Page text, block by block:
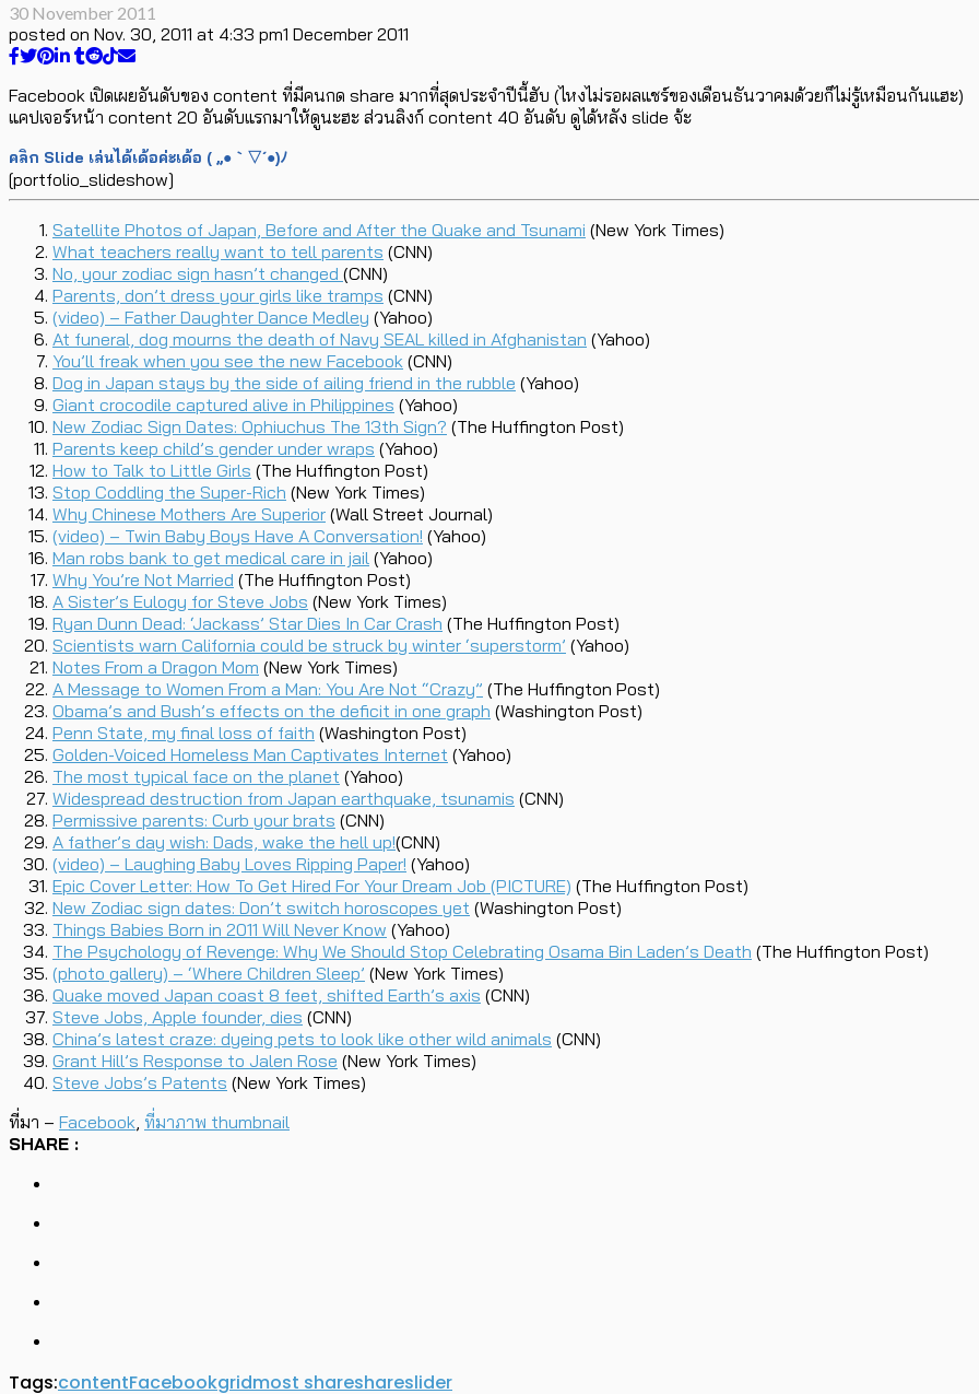
30 November 2011
posted on Nov. 30, 2011 at 4:33 pm1 December 2011
Facebook เปิดเผยอันดับของ content ที่มีคนกด share มากที่สุดประจำปีนี้ฮับ (ไหงไม่รอผลแชร์ของเดือนธันวาคมด้วยก็ไม่รู้เหมือนกันแฮะ)
แคปเจอร์หน้า content 20 อันดับแรกมาให้ดูนะฮะ ส่วนลิงก์ content 40 อันดับ ดูได้หลัง slide จ้ะ
คลิก Slide เล่นได้เด้อค่ะเด้อ ( ,,●｀▽´●)ﾉ
[portfolio_slideshow]
Satellite Photos of Japan, Before and After the Quake and Tsunami (New York Times)
What teachers really want to tell parents (CNN)
No, your zodiac sign hasn’t changed (CNN)
Parents, don’t dress your girls like tramps (CNN)
(video) – Father Daughter Dance Medley (Yahoo)
At funeral, dog mourns the death of Navy SEAL killed in Afghanistan (Yahoo)
You’ll freak when you see the new Facebook (CNN)
Dog in Japan stays by the side of ailing friend in the rubble (Yahoo)
Giant crocodile captured alive in Philippines (Yahoo)
New Zodiac Sign Dates: Ophiuchus The 13th Sign? (The Huffington Post)
Parents keep child’s gender under wraps (Yahoo)
How to Talk to Little Girls (The Huffington Post)
Stop Coddling the Super-Rich (New York Times)
Why Chinese Mothers Are Superior (Wall Street Journal)
(video) – Twin Baby Boys Have A Conversation! (Yahoo)
Man robs bank to get medical care in jail (Yahoo)
Why You’re Not Married (The Huffington Post)
A Sister’s Eulogy for Steve Jobs (New York Times)
Ryan Dunn Dead: ‘Jackass’ Star Dies In Car Crash (The Huffington Post)
Scientists warn California could be struck by winter ‘superstorm’ (Yahoo)
Notes From a Dragon Mom (New York Times)
A Message to Women From a Man: You Are Not “Crazy” (The Huffington Post)
Obama’s and Bush’s effects on the deficit in one graph (Washington Post)
Penn State, my final loss of faith (Washington Post)
Golden-Voiced Homeless Man Captivates Internet (Yahoo)
The most typical face on the planet (Yahoo)
Widespread destruction from Japan earthquake, tsunamis (CNN)
Permissive parents: Curb your brats (CNN)
A father’s day wish: Dads, wake the hell up!(CNN)
(video) – Laughing Baby Loves Ripping Paper! (Yahoo)
Epic Cover Letter: How To Get Hired For Your Dream Job (PICTURE) (The Huffington Post)
New Zodiac sign dates: Don’t switch horoscopes yet (Washington Post)
Things Babies Born in 2011 Will Never Know (Yahoo)
The Psychology of Revenge: Why We Should Stop Celebrating Osama Bin Laden’s Death (The Huffington Post)
(photo gallery) – ‘Where Children Sleep’ (New York Times)
Quake moved Japan coast 8 feet, shifted Earth’s axis (CNN)
Steve Jobs, Apple founder, dies (CNN)
China’s latest craze: dyeing pets to look like other wild animals (CNN)
Grant Hill’s Response to Jalen Rose (New York Times)
Steve Jobs’s Patents (New York Times)
ที่มา – Facebook ที่มาภาพ thumbnail
SHARE :
Tags:contentFacebookgridmost shareshareslider